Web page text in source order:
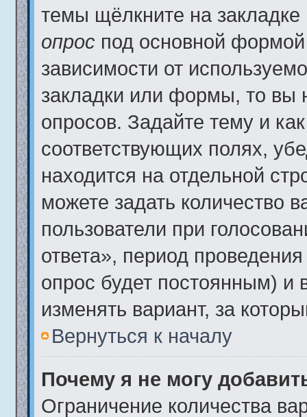
темы щёлкните на
опрос под основной
зависимости от
закладки или формы, то вы
опросов. Задайте тему и
соответствующих полях,
находится на отдельной
можете задать количество
пользователи при
ответа», период
опрос будет постоянным) и
изменять вариант, за
Вернуться к началу
Почему я не могу
Ограничение количества